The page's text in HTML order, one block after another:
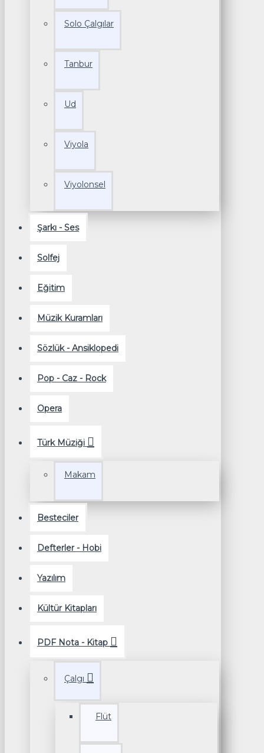
Solo Çalgılar
Tanbur
Ud
Viyola
Viyolonsel
Şarkı - Ses
Solfej
Eğitim
Müzik Kuramları
Sözlük - Ansiklopedi
Pop - Caz - Rock
Opera
Türk Müziği
Makam
Besteciler
Defterler - Hobi
Yazılım
Kültür Kitapları
PDF Nota - Kitap
Çalgı
Flüt